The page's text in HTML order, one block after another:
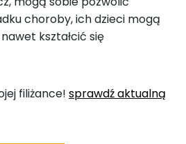
choroby, ich dzieci mogą
kształcić się
filiżance! sprawdź aktualną